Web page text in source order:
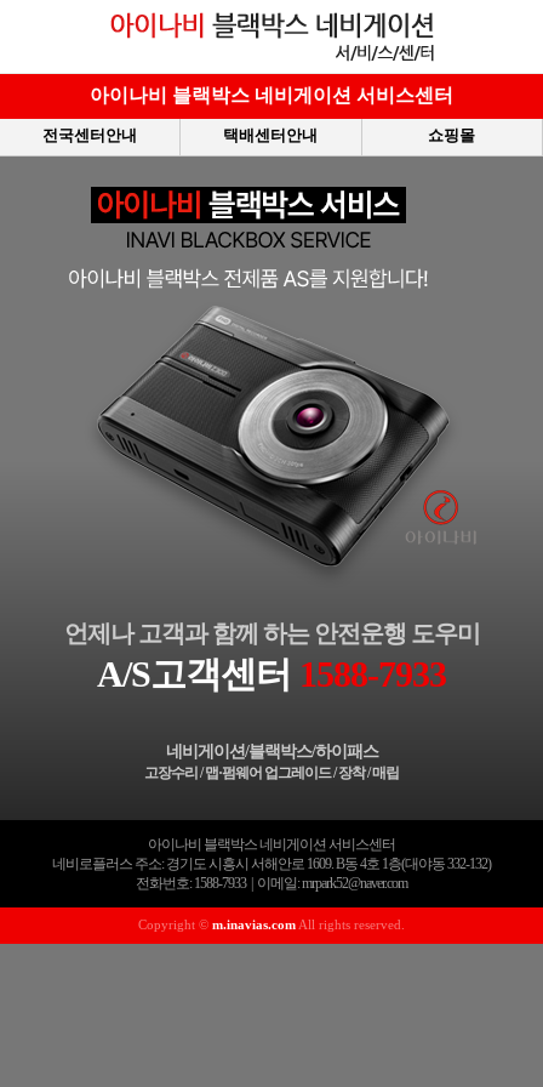
아이나비 블랙박스 네비게이션 서비스센터
전국센터안내 택배센터안내 쇼핑몰
언제나 고객과 함께 하는 안전운행 도우미
A/S고객센터 1588-7933
네비게이션/블랙박스/하이패스
고장수리 / 맵·펌웨어 업그레이드 / 장착 / 매립
아이나비 블랙박스 네비게이션 서비스센터
네비로플러스 주소: 경기도 시흥시 서해안로 1609. B동 4호 1층(대야동 332-132)
전화번호: 1588-7933 | 이메일: mrpark52@naver.com
Copyright © m.inavias.com All rights reserved.